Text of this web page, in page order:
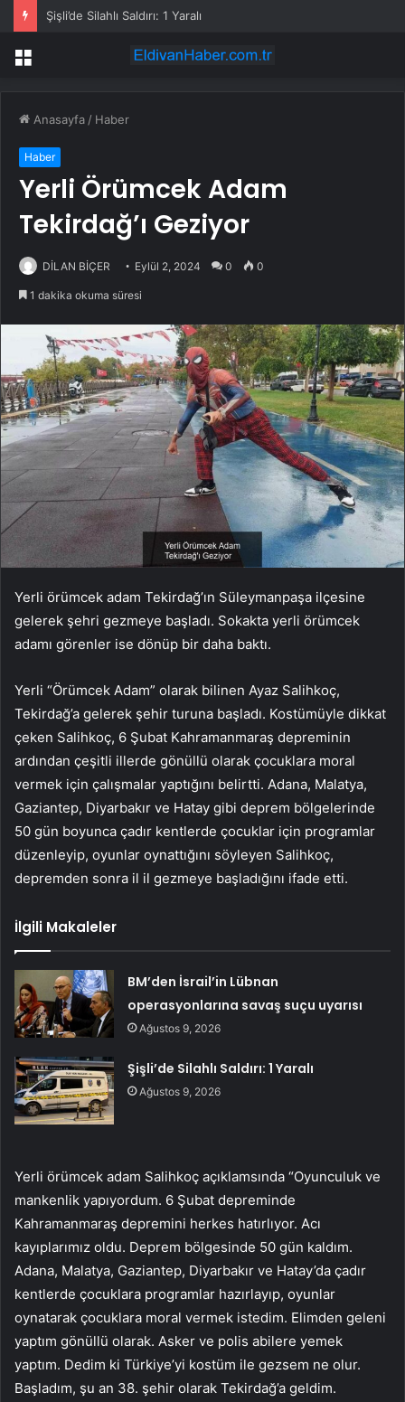
Şişli’de Silahlı Saldırı: 1 Yaralı
Menü
Anasayfa / Haber
Haber
Yerli Örümcek Adam
Tekirdağ’ı Geziyor
DİLAN BİÇER Eylül 2, 2024 0 0
1 dakika okuma süresi
Yerli örümcek adam Tekirdağ’ın Süleymanpaşa ilçesine
gelerek şehri gezmeye başladı. Sokakta yerli örümcek
adamı görenler ise dönüp bir daha baktı.
Yerli “Örümcek Adam” olarak bilinen Ayaz Salihkoç,
Tekirdağ’a gelerek şehir turuna başladı. Kostümüyle dikkat
çeken Salihkoç, 6 Şubat Kahramanmaraş depreminin
ardından çeşitli illerde gönüllü olarak çocuklara moral
vermek için çalışmalar yaptığını belirtti. Adana, Malatya,
Gaziantep, Diyarbakır ve Hatay gibi deprem bölgelerinde
50 gün boyunca çadır kentlerde çocuklar için programlar
düzenleyip, oyunlar oynattığını söyleyen Salihkoç,
depremden sonra il il gezmeye başladığını ifade etti.
İlgili Makaleler
BM’den İsrail’in Lübnan
operasyonlarına savaş suçu uyarısı
Ağustos 9, 2026
Şişli’de Silahlı Saldırı: 1 Yaralı
Ağustos 9, 2026
Yerli örümcek adam Salihkoç açıklamsında “Oyunculuk ve
mankenlik yapıyordum. 6 Şubat depreminde
Kahramanmaraş depremini herkes hatırlıyor. Acı
kayıplarımız oldu. Deprem bölgesinde 50 gün kaldım.
Adana, Malatya, Gaziantep, Diyarbakır ve Hatay’da çadır
kentlerde çocuklara programlar hazırlayıp, oyunlar
oynatarak çocuklara moral vermek istedim. Elimden geleni
yaptım gönüllü olarak. Asker ve polis abilere yemek
yaptım. Dedim ki Türkiye’yi kostüm ile gezsem ne olur.
Başladım, şu an 38. şehir olarak Tekirdağ’a geldim.